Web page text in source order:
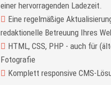
einer hervorragenden Ladezeit.
Eine regelmäßige
redaktionelle Betreuung Ihres
HTML, CSS, PHP - auch für
Fotografie
Komplett responsive CMS-